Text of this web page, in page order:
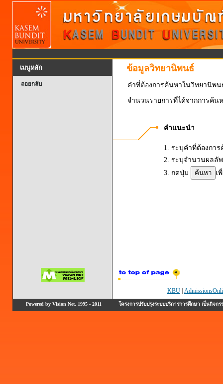
เมนูหลัก
ถอยกลับ
ข้อมูลวิทยานิพนธ์
คำที่ต้องการค้นหาในวิทยานิ
จำนวนรายการที่ได้จากการค้
คำแนะนำ
1. ระบุคำที่ต้องกา
2. ระบุจำนวนผลลั
3. กดปุ่ม
เ
KBU
Powered by Vision Net, 1995 - 2011 โครงการปรับปรุงระบบบริการการศึกษา เป็นกิ